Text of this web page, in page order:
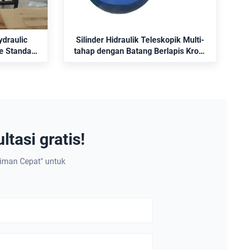
Standar
untuk
dapat
Rexroth
Silinder Hidraulik Teleskopik Multi-
tahap dengan Batang Berlapis Krom
pelapisan krom keras, dan segel khusus
untuk aplikasi industri tugas berat.
Dapatkan Harga Terbaik
gratis!
Cepat" untuk